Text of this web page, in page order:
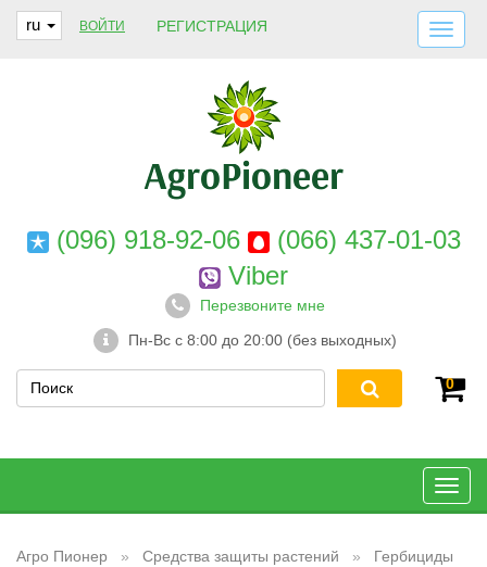
ru ВОЙТИ РЕГИСТРАЦИЯ
ДОСТАВКА И ОПЛАТА
О НАС
ГАРАНТИИ
КОНТАКТЫ
(096) 918-92-06
(066) 437-01-03
Viber
Перезвоните мне
Пн-Вс с 8:00 до 20:00 (без выходных)
0
Агро Пионер Средства защиты растений
Гербициды